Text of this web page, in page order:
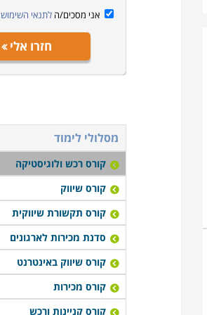
אני מסכים/הלתנאי השימוש
חזרו אלי
מסלולי לימוד
קורס רכש ולוגיסטיקה
קורס שיווק
קורס תקשורת שיווקית
סדנת מכירות לארגונים
קורס שיווק באינטרנט
קורס מכירות
קורס קניינות ורכש